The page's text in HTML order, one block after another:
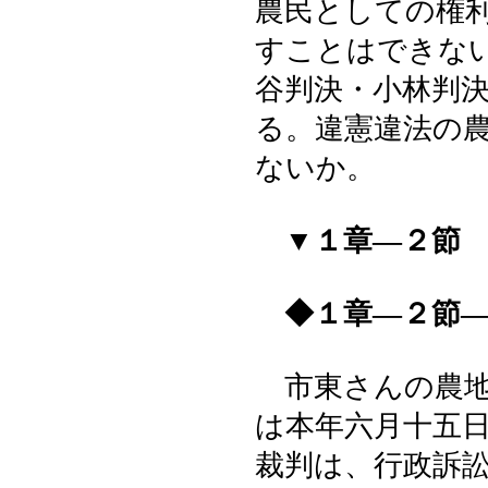
農民としての権
すことはできな
谷判決・小林判
る。違憲違法の
ないか。
▼１章―２節
◆１章―２節―
市東さんの農
は本年六月十五
裁判は、行政訴